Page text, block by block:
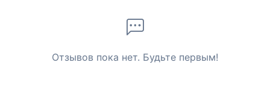
Отзывов пока нет. Будьте первым!